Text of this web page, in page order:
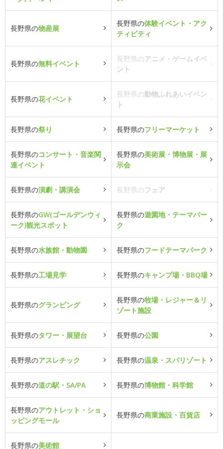
長野県の物産展
長野県の体験イベント・アク
ティビティ
長野県の無料イベント
長野県のアニメ・ゲームイベ
ント
長野県の花イベント
長野県の動物ふれあいイベン
ト
長野県の祭り 長野県のフリーマーケット
長野県のコンサート・音楽関
連イベント
長野県の美術展・博物展・展
示会
長野県の演劇・講演会 長野県のフェア
長野県のGW(ゴールデンウィ
ーク)観光スポット
長野県の遊園地・テーマパー
ク
長野県の水族館・動物園 長野県のフードテーマパーク
長野県の工場見学 長野県のキャンプ場・BBQ場
長野県のグランピング
長野県の牧場・レジャー＆リ
ゾート施設
長野県のタワー・展望台 長野県の公園
長野県のアスレチック 長野県の温泉・スパリゾート
長野県の道の駅・SA/PA 長野県の博物館・科学館
長野県のアウトレット・ショ
ッピングモール
長野県の商業施設・百貨店
長野県の美術館